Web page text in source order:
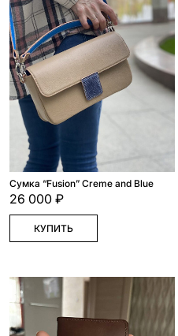
Сумка “Fusion” Creme and Blue
26 000 ₽
КУПИТЬ